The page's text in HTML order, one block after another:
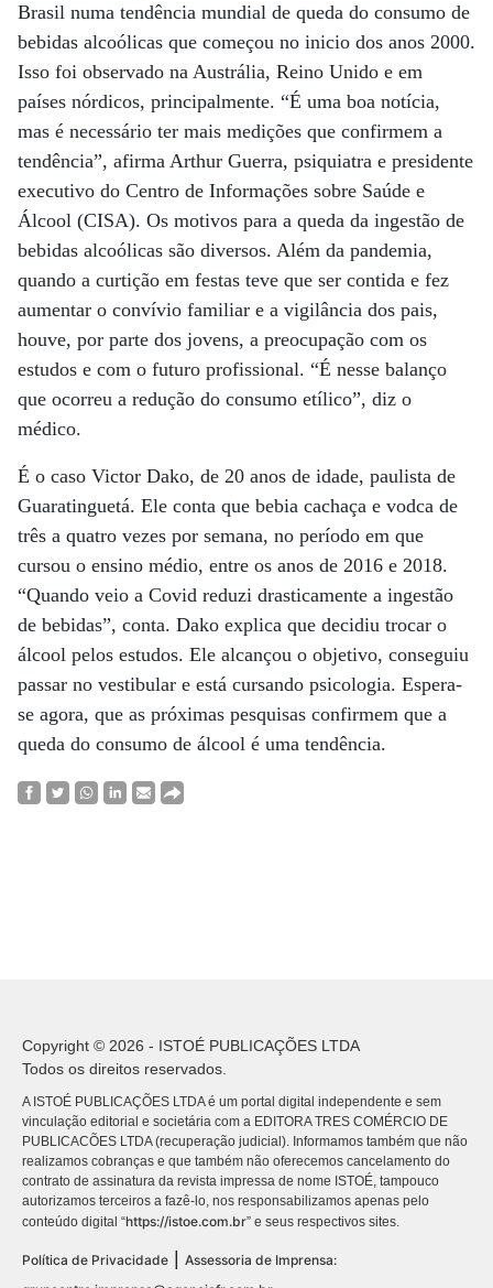
Brasil numa tendência mundial de queda do consumo de
bebidas alcoólicas que começou no inicio dos anos 2000.
Isso foi observado na Austrália, Reino Unido e em
países nórdicos, principalmente. “É uma boa notícia,
mas é necessário ter mais medições que confirmem a
tendência”, afirma Arthur Guerra, psiquiatra e presidente
executivo do Centro de Informações sobre Saúde e
Álcool (CISA). Os motivos para a queda da ingestão de
bebidas alcoólicas são diversos. Além da pandemia,
quando a curtição em festas teve que ser contida e fez
aumentar o convívio familiar e a vigilância dos pais,
houve, por parte dos jovens, a preocupação com os
estudos e com o futuro profissional. “É nesse balanço
que ocorreu a redução do consumo etílico”, diz o
médico.
É o caso Victor Dako, de 20 anos de idade, paulista de
Guaratinguetá. Ele conta que bebia cachaça e vodca de
três a quatro vezes por semana, no período em que
cursou o ensino médio, entre os anos de 2016 e 2018.
“Quando veio a Covid reduzi drasticamente a ingestão
de bebidas”, conta. Dako explica que decidiu trocar o
álcool pelos estudos. Ele alcançou o objetivo, conseguiu
passar no vestibular e está cursando psicologia. Espera-
se agora, que as próximas pesquisas confirmem que a
queda do consumo de álcool é uma tendência.
Copyright © 2026 - ISTOÉ PUBLICAÇÕES LTDA
Todos os direitos reservados.
A ISTOÉ PUBLICAÇÕES LTDA é um portal digital independente e sem
vinculação editorial e societária com a EDITORA TRES COMÉRCIO DE
PUBLICACÕES LTDA (recuperação judicial). Informamos também que não
realizamos cobranças e que também não oferecemos cancelamento do
contrato de assinatura da revista impressa de nome ISTOÉ, tampouco
autorizamos terceiros a fazê-lo, nos responsabilizamos apenas pelo
conteúdo digital “https://istoe.com.br” e seus respectivos sites.
Política de Privacidade
Assessoria de Imprensa: